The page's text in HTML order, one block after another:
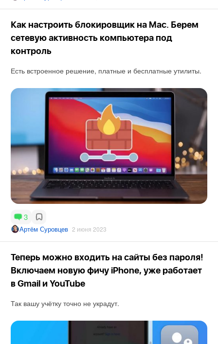
Как настроить блокировщик на Mac. Берем
сетевую активность компьютера под
контроль
Есть встроенное решение, платные и бесплатные утилиты.
3
Артём Суровцев 2 июня 2023
Теперь можно входить на сайты без пароля!
Включаем новую фичу iPhone, уже работает
в Gmail и YouTube
Так вашу учётку точно не украдут.